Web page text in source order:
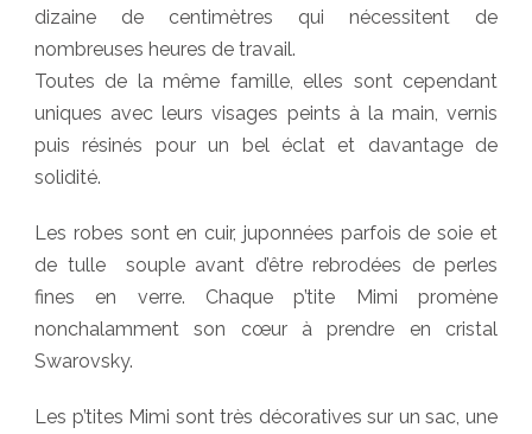
dizaine de centimètres qui nécessitent de
nombreuses heures de travail.
Toutes de la même famille, elles sont cependant
uniques avec leurs visages peints à la main, vernis
puis résinés pour un bel éclat et davantage de
solidité.
Les robes sont en cuir, juponnées parfois de soie et
de tulle souple avant d’être rebrodées de perles
fines en verre. Chaque p’tite Mimi promène
nonchalamment son cœur à prendre en cristal
Swarovsky.
Les p’tites Mimi sont très décoratives sur un sac, une